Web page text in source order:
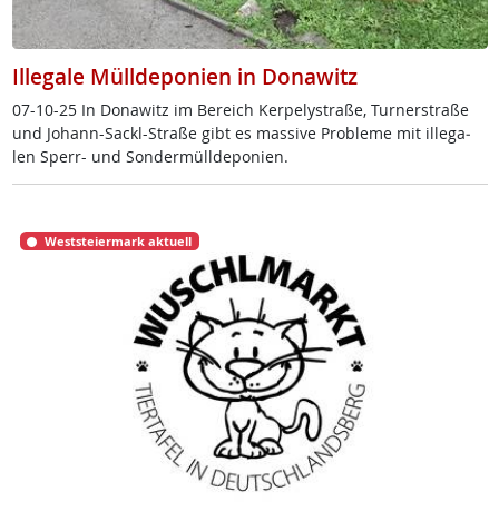
Illegale Mülldeponien in Donawitz
07-10-25 In Do­na­witz im Be­reich Ker­pe­ly­stra­ße, Tur­ner­stra­ße
und Jo­hann-Sackl-Stra­ße gibt es mas­si­ve Pro­b­le­me mit il­le­ga­
len Sperr- und Son­der­müll­de­po­ni­en.
Weststeiermark aktuell